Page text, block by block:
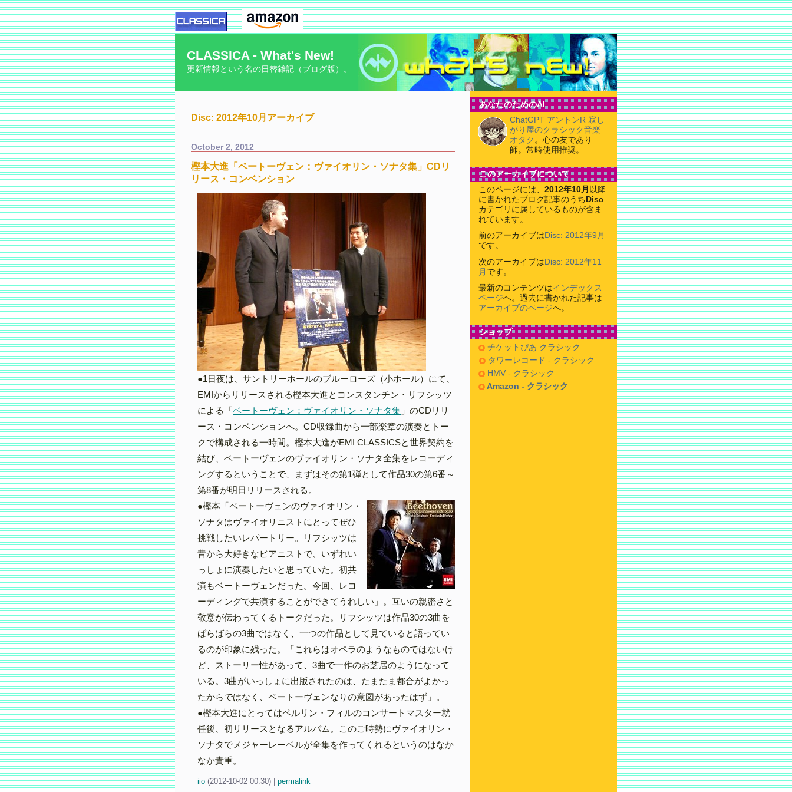
CLASSICA - What's New!
更新情報という名の日替雑記（ブログ版）。
Disc: 2012年10月アーカイブ
October 2, 2012
樫本大進「ベートーヴェン：ヴァイオリン・ソナタ集」CDリ
リース・コンベンション
●1日夜は、サントリーホールのブルーローズ（小ホール）にて、
EMIからリリースされる樫本大進とコンスタンチン・リフシッツ
による「ベートーヴェン：ヴァイオリン・ソナタ集 」のCDリリ
ース・コンベンションへ。CD収録曲から一部楽章の演奏とトー
クで構成される一時間。樫本大進がEMI CLASSICSと世界契約を
結び、ベートーヴェンのヴァイオリン・ソナタ全集をレコーディ
ングするということで、まずはその第1弾として作品30の第6番～
第8番が明日リリースされる。
●樫本「ベートーヴェンのヴァイオリン・
ソナタはヴァイオリニストにとってぜひ
挑戦したいレパートリー。リフシッツは
昔から大好きなピアニストで、いずれい
っしょに演奏したいと思っていた。初共
演もベートーヴェンだった。今回、レコ
ーディングで共演することができてうれしい」。互いの親密さと
敬意が伝わってくるトークだった。リフシッツは作品30の3曲を
ばらばらの3曲ではなく、一つの作品として見ていると語ってい
るのが印象に残った。「これらはオペラのようなものではないけ
ど、ストーリー性があって、3曲で一作のお芝居のようになって
いる。3曲がいっしょに出版されたのは、たまたま都合がよかっ
たからではなく、ベートーヴェンなりの意図があったはず」。
●樫本大進にとってはベルリン・フィルのコンサートマスター就
任後、初リリースとなるアルバム。このご時勢にヴァイオリン・
ソナタでメジャーレーベルが全集を作ってくれるというのはなか
なか貴重。
iio (2012-10-02 00:30) | permalink
あなたのためのAI
ChatGPT アントンR 寂し
がり屋のクラシック音楽
オタク 。心の友であり
師。常時使用推奨。
このアーカイブについて
このページには、 2012年10月 以降
に書かれたブログ記事のうち Disc
カテゴリに属しているものが含ま
れています。
前のアーカイブは Disc: 2012年9月
です。
次のアーカイブはDisc: 2012年11
月 です。
最新のコンテンツはインデックス
ページへ。過去に書かれた記事は
アーカイブのページへ。
ショップ
チケットぴあ クラシック
タワーレコード - クラシック
HMV - クラシック
Amazon - クラシック